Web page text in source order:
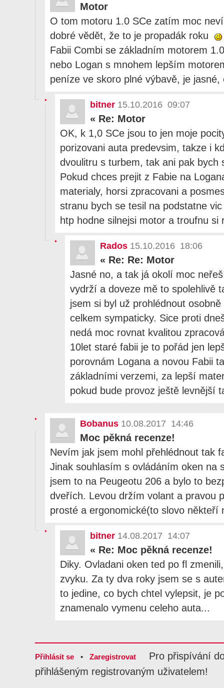
Motor
O tom motoru 1.0 SCe zatím moc
dobré vědět, že to je propadák roku
Fabii Combi se základním motorem
nebo Logan s mnohem lepším
peníze ve skoro plné výbavě, je
bitner 15.10.2016 09:07
« Re: Motor
OK, k 1,0 SCe jsou to jen moje
porizovani auta predevsim, takze i
dvoulitru s turbem, tak ani pak bych
Pokud chces prejit z Fabie na
materialy, horsi zpracovani a
stranu bych se tesil na podstatne
htp hodne silnejsi motor a troufnu si
Rados 15.10.2016 18:06
« Re: Re: Motor
Jasné no, a tak já okolí moc
vydrží a doveze mě to spolehlivě
jsem si byl už prohlédnout
celkem sympaticky. Sice proti
nedá moc rovnat kvalitou
10let staré fabii je to pořád jen
porovnám Logana a novou Fabii
základními verzemi, za lepší
pokud bude provoz ještě levnější
Bobanus 10.08.2017 14:46
Moc pěkná recenze!
Nevím jak jsem mohl přehlédnout tak
Jinak souhlasím s ovládáním oken na
jsem to na Peugeotu 206 a bylo to
dveřích. Levou držím volant a pravou
prosté a ergonomické(to slovo
bitner 14.08.2017 14:07
« Re: Moc pěkná recenze!
Diky. Ovladani oken ted po fl
zvyku. Za ty dva roky jsem se s
to jedine, co bych chtel vylepsit, je
znamenalo vymenu celeho auta...
Přihlásit se • Zaregistrovat
Pro přispívání
přihlášeným registrovaným uživatelem!